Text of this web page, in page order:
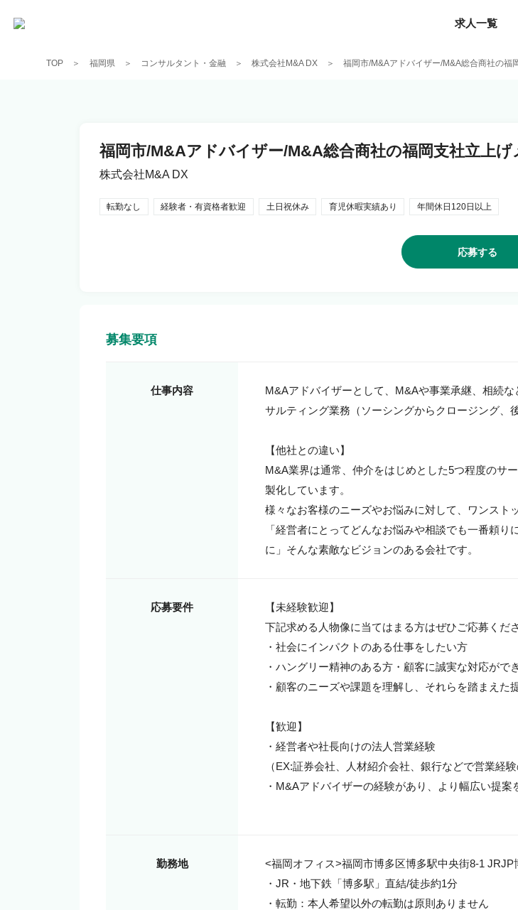
求人一覧
求人一覧
TOP 福岡県 コンサルタント・金融 株式会社M&A DX 福岡市/M&Aアドバイザー/M&A総合商社の福
株式会社M&A DX
福岡市/M&Aアドバイザー/M&A総合商社の福岡支社立上げ
転勤なし 経験者・有資格者歓迎 土日祝休み 育児休暇実績あり 年間休日120日以上
応募する
募集要項
仕事内容
M&Aアドバイザーとして、M&Aや事業承継、相続
サルティング業務（ソーシングからクロージング、
【他社との違い】
M&A業界は通常、仲介をはじめとした5つ程度のサ
製化しています。
様々なお客様のニーズやお悩みに対して、ワンスト
「経営者にとってどんなお悩みや相談でも一番頼
に」そんな素敵なビジョンのある会社です。
応募要件
【未経験歓迎】
下記求める人物像に当てはまる方はぜひご応募くだ
・社会にインパクトのある仕事をしたい方
・ハングリー精神のある方・顧客に誠実な対応がで
・顧客のニーズや課題を理解し、それらを踏まえた
【歓迎】
・経営者や社長向けの法人営業経験
（EX:証券会社、人材紹介会社、銀行などで営業経験
・M&Aアドバイザーの経験があり、より幅広い提
勤務地
<福岡オフィス>福岡市博多区博多駅中央街8-1 JRJP
・JR・地下鉄「博多駅」直結/徒歩約1分
・転勤：本人希望以外の転勤は原則ありません